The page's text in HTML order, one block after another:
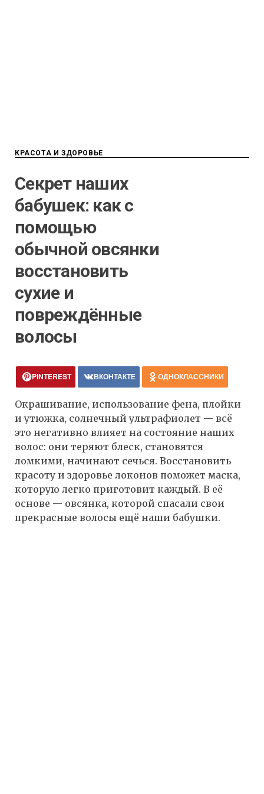
КРАСОТА И ЗДОРОВЬЕ
Секрет наших
бабушек: как с
помощью
обычной овсянки
восстановить
сухие и
повреждённые
волосы
PINTEREST ВКОНТАКТЕ ОДНОКЛАССНИКИ
Окрашивание, использование фена, плойки
и утюжка, солнечный ультрафиолет — всё
это негативно влияет на состояние наших
волос: они теряют блеск, становятся
ломкими, начинают сечься. Восстановить
красоту и здоровье локонов поможет маска,
которую легко приготовит каждый. В её
основе — овсянка, которой спасали свои
прекрасные волосы ещё наши бабушки.